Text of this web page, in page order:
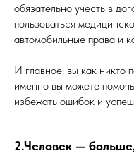
обязательно учесть в
пользоваться
автомобильные права и
И главное: вы как никто
именно вы можете
избежать ошибок и
2.Человек —